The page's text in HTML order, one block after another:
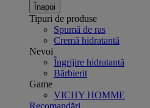
Înapoi
Tipuri de produse
Spumă de ras
Cremă hidratantă
Nevoi
Îngrijire hidratantă
Bărbierit
Game
VICHY HOMME